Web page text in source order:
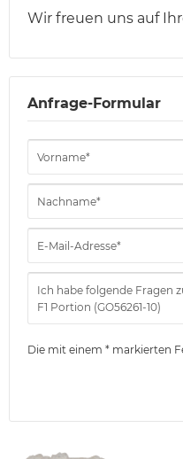
Wir freuen uns auf
Anfrage-Formular
Die mit einem * markierten